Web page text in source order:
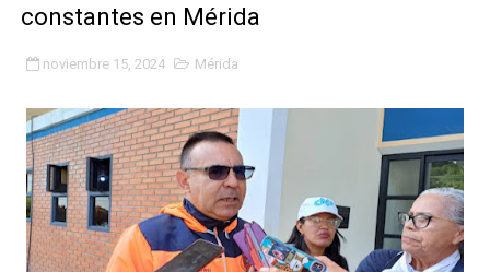
Hospital universitario muestra sus avances en visita
Instituto Nacional de Nutrición celebra Semana
Gobernación de Mérida fortalece el desarrollo
constantes en Mérida
noviembre 15, 2024 Mérida